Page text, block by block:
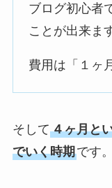
ブログ初心者
ことが出来ま
費用は「１ヶ
そして４ヶ月と
でいく時期です。